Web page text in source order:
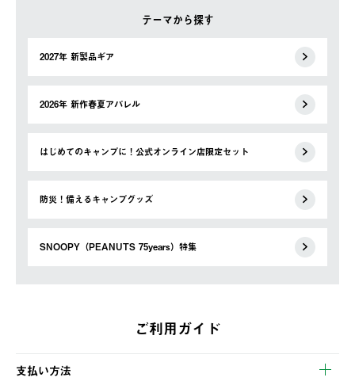
テーマから探す
2027年 新製品ギア
2026年 新作春夏アパレル
はじめてのキャンプに！公式オンライン店限定セット
防災！備えるキャンプグッズ
SNOOPY（PEANUTS 75years）特集
ご利用ガイド
支払い方法